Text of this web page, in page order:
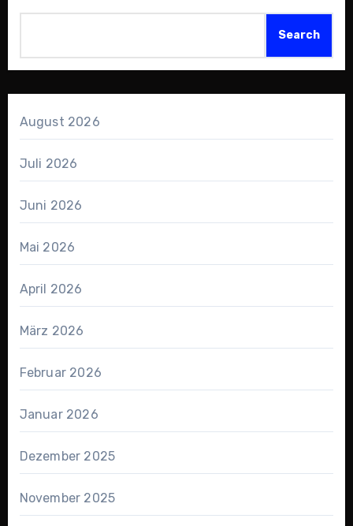
Search
August 2026
Juli 2026
Juni 2026
Mai 2026
April 2026
März 2026
Februar 2026
Januar 2026
Dezember 2025
November 2025